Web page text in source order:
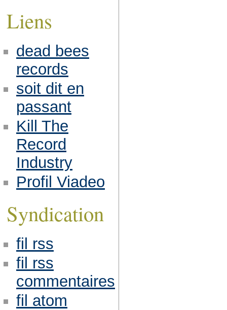
Liens
dead bees
records
soit dit en
passant
Kill The
Record
Industry
Profil Viadeo
Syndication
fil rss
fil rss
commentaires
fil atom